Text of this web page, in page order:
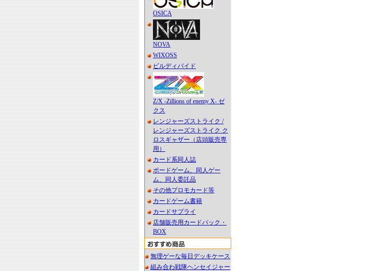
OSICA
NOVA
WIXOSS
ビルディバイド
Z/X -Zillions of enemy X- ゼ
クス
レンジャーズストライク /
レンジャーズストライク ク
ロスギャザー（店頭販売専
用）
カード系同人誌
ボードゲーム、同人ゲー
ム、同人委託品
その他プロモカード等
カードゲーム書籍
カードサプライ
店舗販売用カードパック・
BOX
無理ゲーな毎日デッキケース
組み合わ戦隊ヘンセイジャー